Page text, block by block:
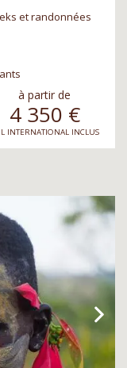
et randonnées
à partir de
4 350 €
INTERNATIONAL INCLUS